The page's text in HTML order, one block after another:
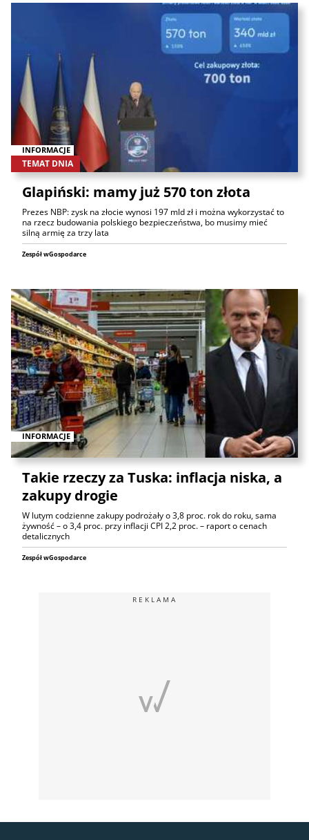
INFORMACJE
TEMAT DNIA
Glapiński: mamy już 570 ton złota
Prezes NBP: zysk na złocie wynosi 197 mld zł i można wykorzystać to
na rzecz budowania polskiego bezpieczeństwa, bo musimy mieć
silną armię za trzy lata
Zespół wGospodarce
INFORMACJE
Takie rzeczy za Tuska: inflacja niska, a
zakupy drogie
W lutym codzienne zakupy podrożały o 3,8 proc. rok do roku, sama
żywność – o 3,4 proc. przy inflacji CPI 2,2 proc. – raport o cenach
detalicznych
Zespół wGospodarce
REKLAMA